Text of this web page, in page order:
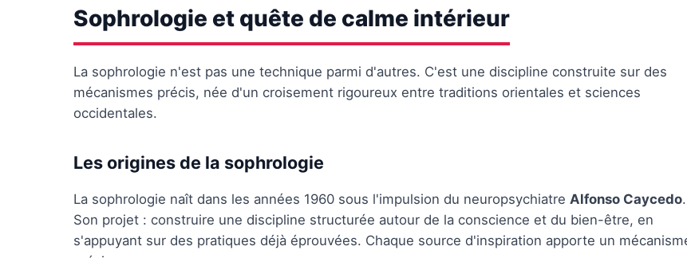
Sophrologie et quête de calme intérieur
La sophrologie n'est pas une technique parmi d'autres. C'est une discipline construite sur des
mécanismes précis, née d'un croisement rigoureux entre traditions orientales et sciences
occidentales.
Les origines de la sophrologie
La sophrologie naît dans les années 1960 sous l'impulsion du neuropsychiatre Alfonso Caycedo.
Son projet : construire une discipline structurée autour de la conscience et du bien-être, en
s'appuyant sur des pratiques déjà éprouvées. Chaque source d'inspiration apporte un